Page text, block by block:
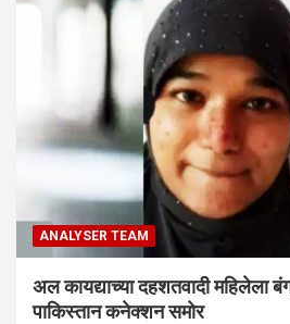
ANALYSER TEAM
अल कायद्याच्या दहशतवादी
पाकिस्तान कनेक्शन समोर